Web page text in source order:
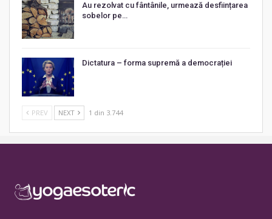
Au rezolvat cu fântânile, urmează desființarea
sobelor pe…
Dictatura – forma supremă a democrației
PREV NEXT 1 din 3.744